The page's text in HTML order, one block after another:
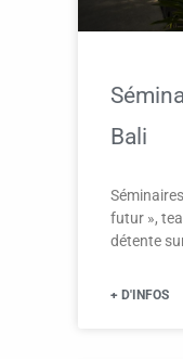
Bali
futur »,
détente
+ D'INFOS